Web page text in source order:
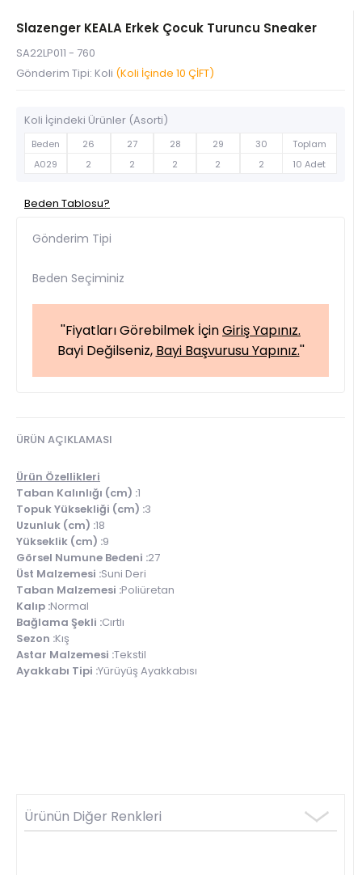
Slazenger KEALA Erkek Çocuk Turuncu Sneaker
SA22LP011 - 760
Gönderim Tipi: Koli (Koli İçinde 10 ÇİFT)
Koli İçindeki Ürünler (Asorti)
Beden 26 27 28 29 30
Toplam
A029
2 2 2 2 2 10 Adet
Beden Tablosu?
Gönderim Tipi
Beden Seçiminiz
''Fiyatları Görebilmek İçinGiriş Yapınız.
Bayi Değilseniz, Bayi Başvurusu Yapınız.''
ÜRÜN AÇIKLAMASI
Ürün Özellikleri
Taban Kalınlığı (cm) :1
Topuk Yüksekliği (cm) :3
Uzunluk (cm) :18
Yükseklik (cm) :9
Görsel Numune Bedeni :27
Üst Malzemesi :Suni Deri
Taban Malzemesi :Poliüretan
Kalıp :Normal
Bağlama Şekli :Cırtlı
Sezon :Kış
Astar Malzemesi :Tekstil
Ayakkabı Tipi :Yürüyüş Ayakkabısı
Ürünün Diğer Renkleri